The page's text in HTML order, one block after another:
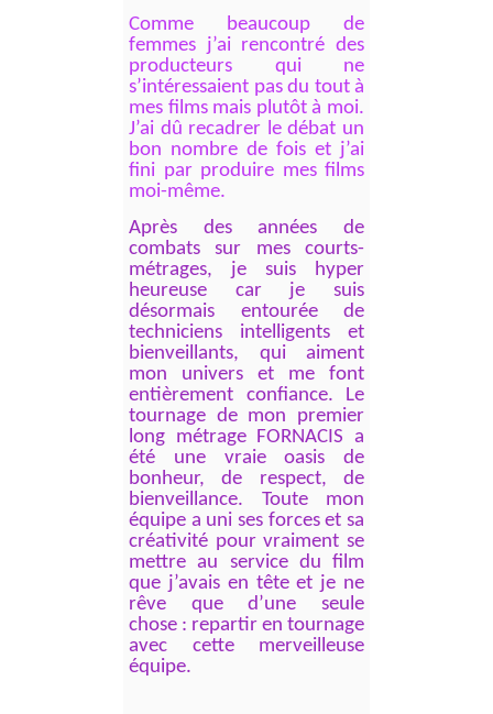
Comme beaucoup de
femmes j’ai rencontré des
producteurs qui ne
s’intéressaient pas du tout à
mes films mais plutôt à moi.
J’ai dû recadrer le débat un
bon nombre de fois et j’ai
fini par produire mes films
moi-même.
Après des années de
combats sur mes courts-
métrages, je suis hyper
heureuse car je suis
désormais entourée de
techniciens intelligents et
bienveillants, qui aiment
mon univers et me font
entièrement confiance. Le
tournage de mon premier
long métrage FORNACIS a
été une vraie oasis de
bonheur, de respect, de
bienveillance. Toute mon
équipe a uni ses forces et sa
créativité pour vraiment se
mettre au service du film
que j’avais en tête et je ne
rêve que d’une seule
chose : repartir en tournage
avec cette merveilleuse
équipe.